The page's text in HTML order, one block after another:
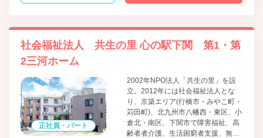
社会福祉法人 共生の里 心の駅下関 第1・第
2三河ホーム
正社員・パート
2002年NPO法人「共生の里」を設
立。2012年には社会福祉法人とな
り、京築エリア(行橋市・みやこ町・
苅田町)、北九州市八幡西・東区、小
倉北・南区、下関市で障害福祉、高
齢者者介護、生活困窮者支援、無料